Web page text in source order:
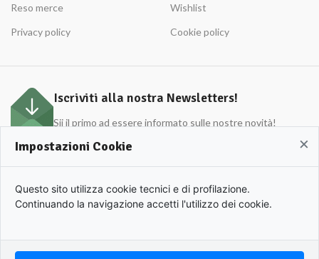
Reso merce
Privacy policy
Wishlist
Cookie policy
Iscriviti alla nostra Newsletters!
Sii il primo ad essere informato sulle nostre novità!
reserved.
×
Impostazioni Cookie
Questo sito utilizza cookie tecnici e di profilazione.
Continuando la navigazione accetti l'utilizzo dei cookie.